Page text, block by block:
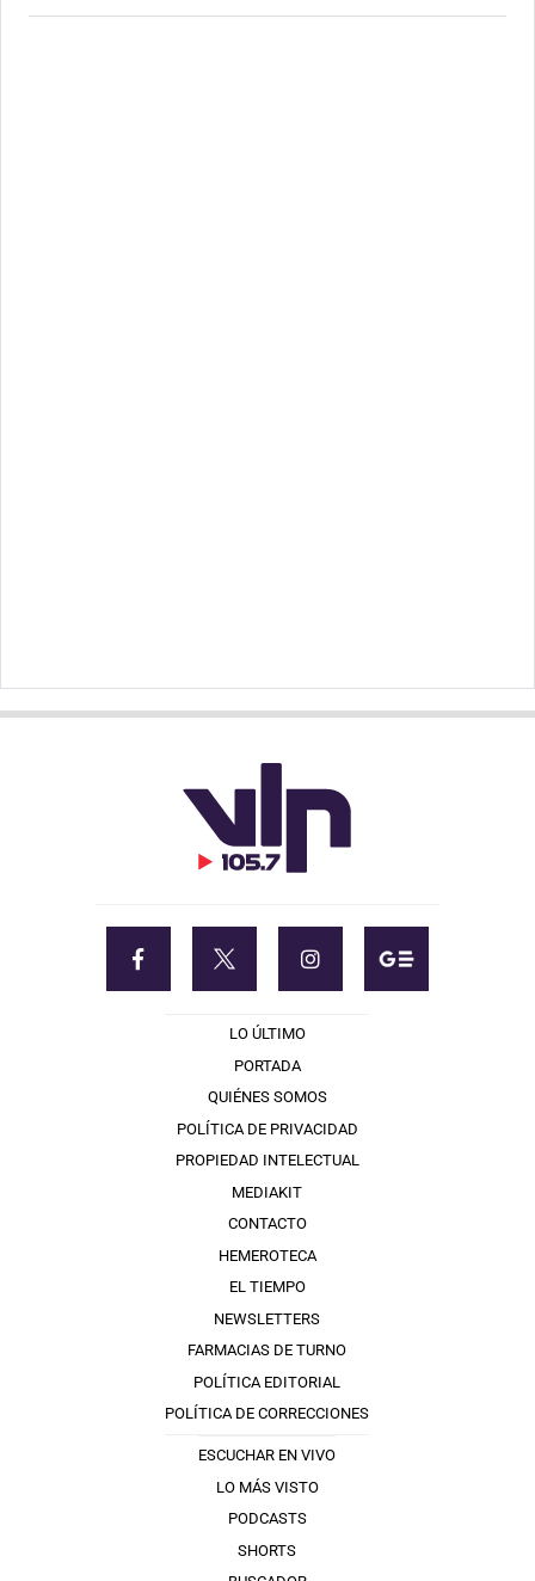
LO ÚLTIMO
PORTADA
QUIÉNES SOMOS
POLÍTICA DE PRIVACIDAD
PROPIEDAD INTELECTUAL
MEDIAKIT
CONTACTO
HEMEROTECA
EL TIEMPO
NEWSLETTERS
FARMACIAS DE TURNO
POLÍTICA EDITORIAL
POLÍTICA DE CORRECCIONES
ESCUCHAR EN VIVO
LO MÁS VISTO
PODCASTS
SHORTS